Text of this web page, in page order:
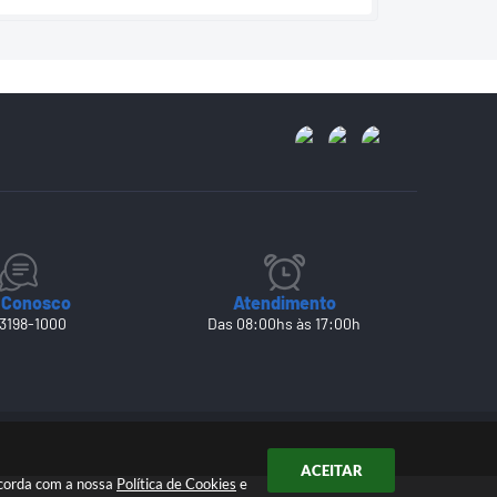
com a nossa Política de Cookies e
ACEITAR
1000
Atendimento
Das 08:00hs às 17:00h